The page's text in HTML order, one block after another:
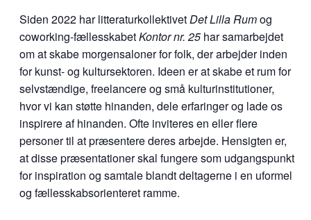
Siden 2022 har litteraturkollektivetDet Lilla Rumog
coworking-fællesskabetKontor nr. 25har samarbejdet
om at skabe morgensaloner for folk, der arbejder inden
for kunst- og kultursektoren. Ideen er at skabe et rum for
selvstændige, freelancere og små kulturinstitutioner,
hvor vi kan støtte hinanden, dele erfaringer og lade os
inspirere af hinanden. Ofte inviteres en eller flere
personer til at præsentere deres arbejde. Hensigten er,
at disse præsentationer skal fungere som udgangspunkt
for inspiration og samtale blandt deltagerne i en uformel
og fællesskabsorienteret ramme.